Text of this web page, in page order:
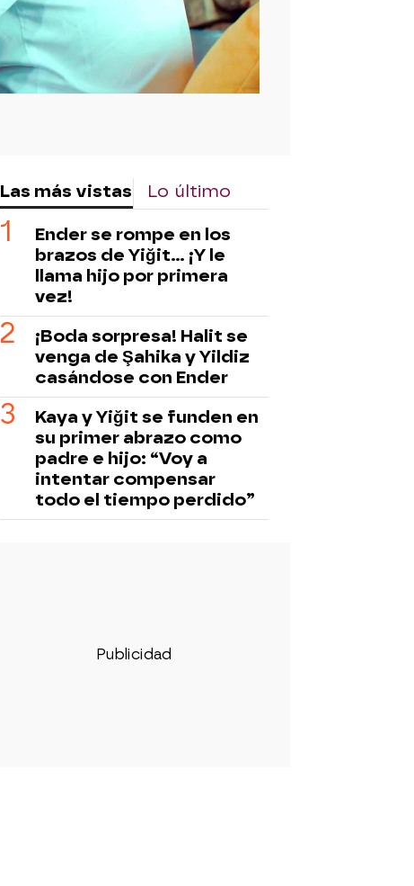
Las más vistas Lo último
Ender se rompe en los
brazos de Yiğit… ¡Y le
llama hijo por primera
vez!
¡Boda sorpresa! Halit se
venga de Şahika y Yildiz
casándose con Ender
Kaya y Yiğit se funden en
su primer abrazo como
padre e hijo: “Voy a
intentar compensar
todo el tiempo perdido”